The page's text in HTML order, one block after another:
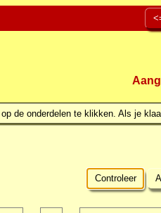
de onderdelen te klikken. Als je
Controleer